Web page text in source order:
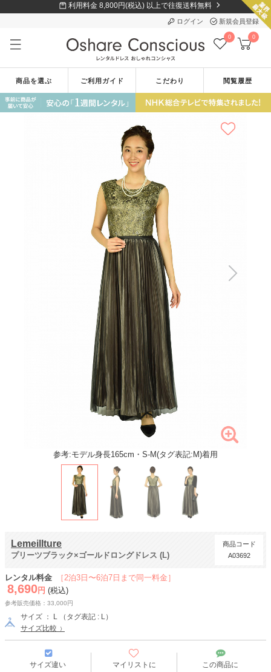
利用料金 8,800円(税込) 以上で往復送料無料
ログイン 新規会員登録
0 0
商品を選ぶ ご利用ガイド こだわり 閲覧履歴
参考:モデル身長165cm・S-M(タグ表記:M)着用
Lemeillture
プリーツブラック×ゴールドロングドレス (L)
商品コード
A03692
［2泊3日〜6泊7日まで同一料金］
レンタル料金
8,690 円 (税込)
参考販売価格：33,000円
サイズ ： L （タグ表記 : L）
サイズ比較
サイズ違い
マイリストに
この商品に